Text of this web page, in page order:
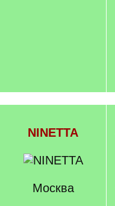
NINETTA
Москва